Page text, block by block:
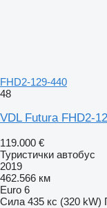
FHD2-129-440
48
VDL Futura FHD2-
119.000 €
Туристички автобус
2019
462.566 км
Euro 6
Сила 435 кс (320 kW)